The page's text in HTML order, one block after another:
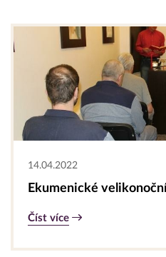
14.04.2022
Ekumenické
Číst více